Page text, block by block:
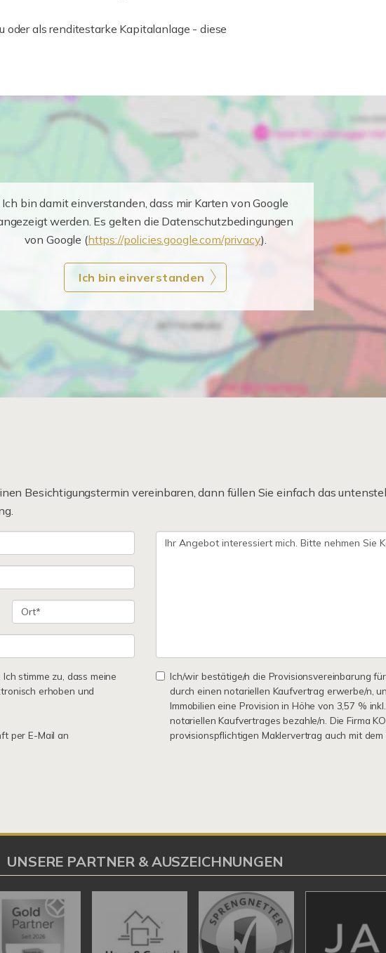
oder als renditestarke Kapitalanlage - diese
Ich bin damit einverstanden, dass mir Karten von Google
werden. Es gelten die Datenschutzbedingungen
von Google (https://policies.google.com/privacy).
Ich bin einverstanden
Besichtigungstermin vereinbaren, dann füllen Sie einfach das
stimme zu, dass meine
erhoben und
per E-Mail an
Ich/wir bestätige/n die Provisionsvereinbarung
durch einen notariellen Kaufvertrag erwerbe/n,
Immobilien eine Provision in Höhe von 3,57 %
notariellen Kaufvertrages bezahle/n. Die Firma
provisionspflichtigen Maklervertrag auch mit dem
UNSERE PARTNER & AUSZEICHNUNGEN